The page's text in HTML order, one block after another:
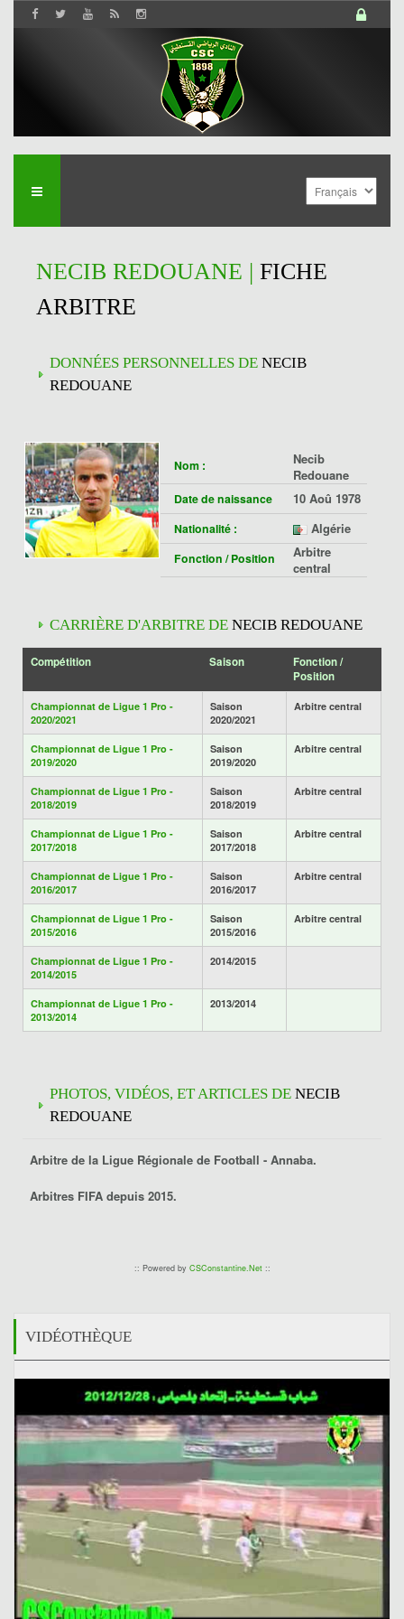
NECIB REDOUANE | FICHE
ARBITRE
DONNÉES PERSONNELLES DE NECIB
REDOUANE
Nom :
Necib
Redouane
Date de naissance 10 Aoû 1978
Nationalité : Algérie
Fonction / Position
Arbitre
central
CARRIÈRE D'ARBITRE DE NECIB REDOUANE
Compétition Saison
Fonction /
Position
Championnat de Ligue 1 Pro -
2020/2021
Saison
2020/2021
Arbitre central
Championnat de Ligue 1 Pro -
2019/2020
Saison
2019/2020
Arbitre central
Championnat de Ligue 1 Pro -
2018/2019
Saison
2018/2019
Arbitre central
Championnat de Ligue 1 Pro -
2017/2018
Saison
2017/2018
Arbitre central
Championnat de Ligue 1 Pro -
2016/2017
Saison
2016/2017
Arbitre central
Championnat de Ligue 1 Pro -
2015/2016
Saison
2015/2016
Arbitre central
Championnat de Ligue 1 Pro -
2014/2015
2014/2015
Championnat de Ligue 1 Pro -
2013/2014
2013/2014
PHOTOS, VIDÉOS, ET ARTICLES DE NECIB
REDOUANE
Arbitre de la Ligue Régionale de Football - Annaba.
Arbitres FIFA depuis 2015.
:: Powered by CSConstantine.Net::
VIDÉOTHÈQUE